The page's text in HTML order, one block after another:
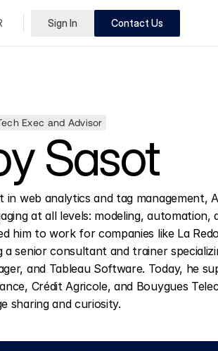
Sign In Contact Us
Exec and Advisor
Sasot
in web analytics and tag management,
at all levels: modeling,
him to work for companies like La
a senior consultant and trainer
and Tableau Software. Today, he
Crédit Agricole, and Bouygues
sharing and curiosity.